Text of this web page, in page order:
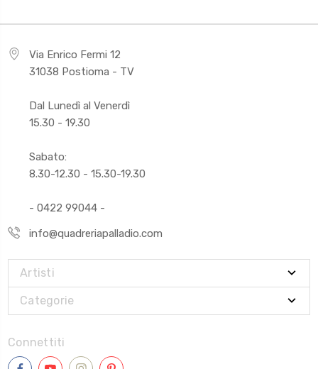
Via Enrico Fermi 12
31038 Postioma - TV
Dal Lunedì al Venerdì
15.30 - 19.30
Sabato:
8.30-12.30 - 15.30-19.30
- 0422 99044 -
info@quadreriapalladio.com
Artisti
Categorie
Connettiti